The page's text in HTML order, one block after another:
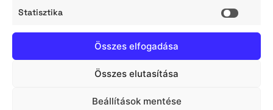
Statisztika
Összes elfogadása
Összes elutasítása
Beállítások mentése
városkép kialakításához, valamint a terület
fenntarthatóságához is hozzájárul.
Az Eötvös téri víztorony felújításra kerül, ezzel
lehetőség nyílik egy közösségi létesítmény
eltöltéséhez. A víztornyot körülvevő park